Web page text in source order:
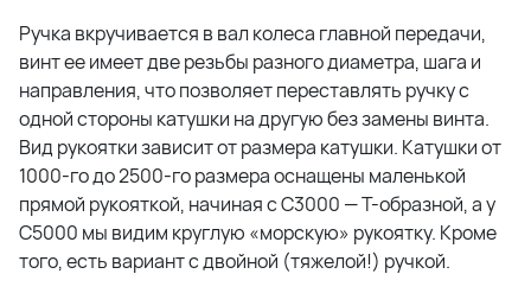
Ручка вкручивается в вал колеса главной передачи,
винт ее имеет две резьбы разного диаметра, шага и
направления, что позволяет переставлять ручку с
одной стороны катушки на другую без замены винта.
Вид рукоятки зависит от размера катушки. Катушки от
1000-го до 2500-го размера оснащены маленькой
прямой рукояткой, начиная с С3000 — Т-образной, а у
С5000 мы видим круглую «морскую» рукоятку. Кроме
того, есть вариант с двойной (тяжелой!) ручкой.